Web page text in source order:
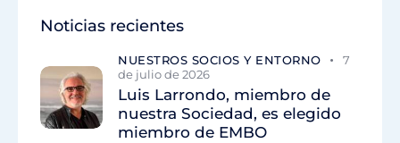
Noticias recientes
NUESTROS SOCIOS Y ENTORNO
7
de julio de 2026
Luis Larrondo, miembro de
nuestra Sociedad, es elegido
miembro de EMBO